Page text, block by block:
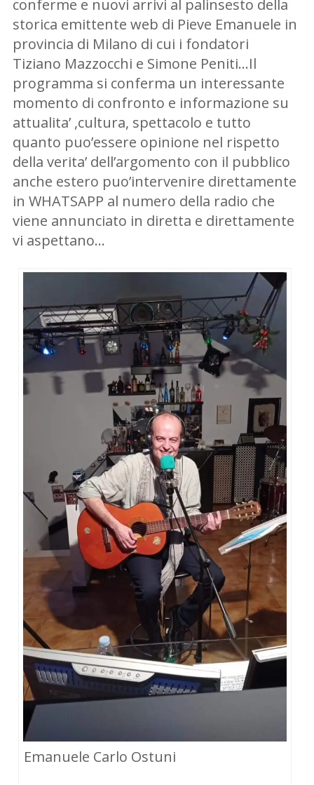
conferme e nuovi arrivi al palinsesto della
storica emittente web di Pieve Emanuele in
provincia di Milano di cui i fondatori
Tiziano Mazzocchi e Simone Peniti…Il
programma si conferma un interessante
momento di confronto e informazione su
attualita’ ,cultura, spettacolo e tutto
quanto puo’essere opinione nel rispetto
della verita’ dell’argomento con il pubblico
anche estero puo’intervenire direttamente
in WHATSAPP al numero della radio che
viene annunciato in diretta e direttamente
vi aspettano…
Emanuele Carlo Ostuni